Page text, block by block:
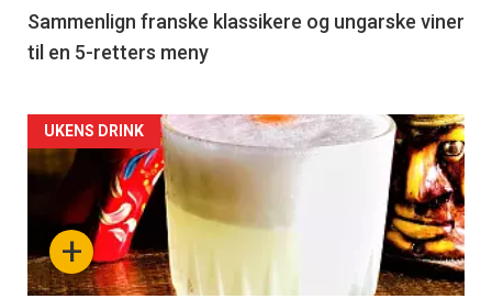
5
Sammenlign franske klassikere og ungarske viner
til en 5-retters meny
Forsiden
akkurat
nå
-
+
UKENS DRINK